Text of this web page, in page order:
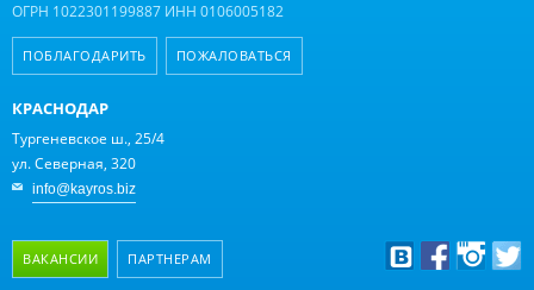
ОГРН 1022301199887 ИНН 0106005182
ПОБЛАГОДАРИТЬ ПОЖАЛОВАТЬСЯ
КРАСНОДАР
Тургеневское ш., 25/4
ул. Северная, 320
info@kayros.biz
ВАКАНСИИ ПАРТНЕРАМ